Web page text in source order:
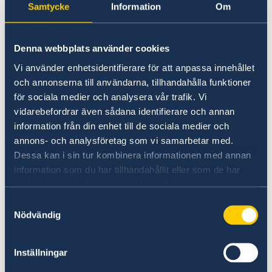
Samtycke Information Om
Denna webbplats använder cookies
Vi använder enhetsidentifierare för att anpassa innehållet
och annonserna till användarna, tillhandahålla funktioner
för sociala medier och analysera vår trafik. Vi
vidarebefordrar även sådana identifierare och annan
information från din enhet till de sociala medier och
annons- och analysföretag som vi samarbetar med.
Dessa kan i sin tur kombinera informationen med annan
information som du har tillhandahållit eller som de har
samlat in när du har använt deras tjänster.
Nödvändig
Inställningar
en förväntad orkan – ta kontakt med din
researrangör för praktiska frågor kring din resa.
dina anhöriga informerade.
Ev. turister som befinner sig i områden som
drabbas av naturkatastrofer bör vara
förberedda på att information i krissituationer
är bristfällig.
För mer information och väderprognoser besök
US National Hurricane Center
Agency
Accuweather